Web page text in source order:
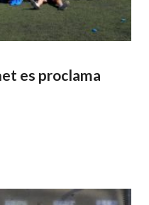
es proclama